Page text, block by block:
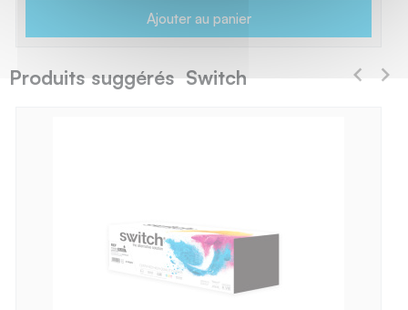
Ajouter au panier
Produits suggérés Switch